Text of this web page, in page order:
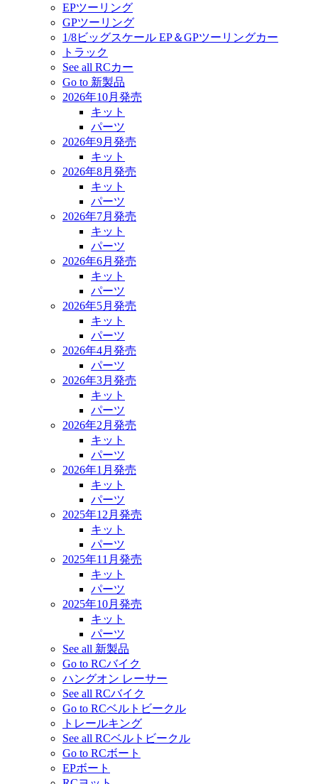
EPツーリング
GPツーリング
1/8ビッグスケール EP＆GPツーリングカー
トラック
See all RCカー
Go to 新製品
2026年10月発売
キット
パーツ
2026年9月発売
キット
2026年8月発売
キット
パーツ
2026年7月発売
キット
パーツ
2026年6月発売
キット
パーツ
2026年5月発売
キット
パーツ
2026年4月発売
パーツ
2026年3月発売
キット
パーツ
2026年2月発売
キット
パーツ
2026年1月発売
キット
パーツ
2025年12月発売
キット
パーツ
2025年11月発売
キット
パーツ
2025年10月発売
キット
パーツ
See all 新製品
Go to RCバイク
ハングオン レーサー
See all RCバイク
Go to RCベルトビークル
トレールキング
See all RCベルトビークル
Go to RCボート
EPボート